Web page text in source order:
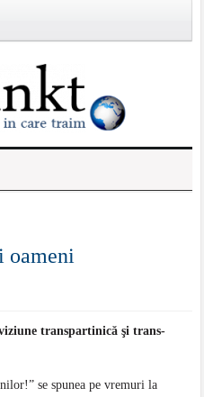
oameni
transpartinică şi trans-
se spunea pe vremuri la